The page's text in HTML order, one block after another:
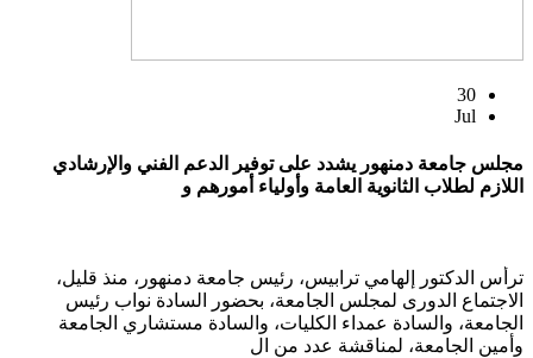
30
Jul
مجلس جامعة دمنهور يشدد على توفير الدعم الفني والإرشادي
اللازم لطلاب الثانوية العامة وأولياء أمورهم و
ترأس الدكتور إلهامي ترابيس، رئيس جامعة دمنهور، منذ قليل،
الاجتماع الدورى لمجلس الجامعة، بحضور السادة نواب رئيس
الجامعة، والسادة عمداء الكليات، والسادة مستشاري الجامعة
وأمين الجامعة، لمناقشة عدد من ال